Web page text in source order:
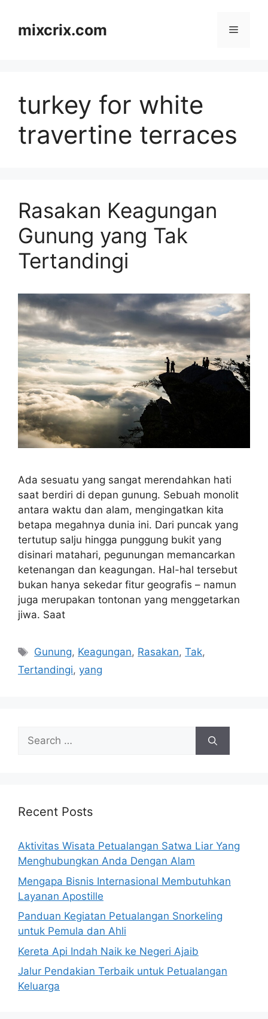
contentmixcrix.com Menu
turkey for white
travertine terraces
Rasakan Keagungan
Gunung yang Tak
Tertandingi
Ada sesuatu yang sangat merendahkan hati
saat berdiri di depan gunung. Sebuah monolit
antara waktu dan alam, mengingatkan kita
betapa megahnya dunia ini. Dari puncak yang
tertutup salju hingga punggung bukit yang
disinari matahari, pegunungan memancarkan
ketenangan dan keagungan. Hal-hal tersebut
bukan hanya sekedar fitur geografis – namun
juga merupakan tontonan yang menggetarkan
jiwa. Saat
Tags
Gunung, Keagungan, Rasakan,Tak,
Tertandingi, yang
Search
for:
Recent Posts
Aktivitas Wisata Petualangan Satwa Liar Yang
Menghubungkan Anda Dengan Alam
Mengapa Bisnis Internasional Membutuhkan
Layanan Apostille
Panduan Kegiatan Petualangan Snorkeling
untuk Pemula dan Ahli
Kereta Api Indah Naik ke Negeri Ajaib
Jalur Pendakian Terbaik untuk Petualangan
Keluarga